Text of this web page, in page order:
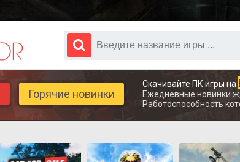
Горячие новинки
Скачивайте ПК игры на
Ежедневные новинки
Работоспособность